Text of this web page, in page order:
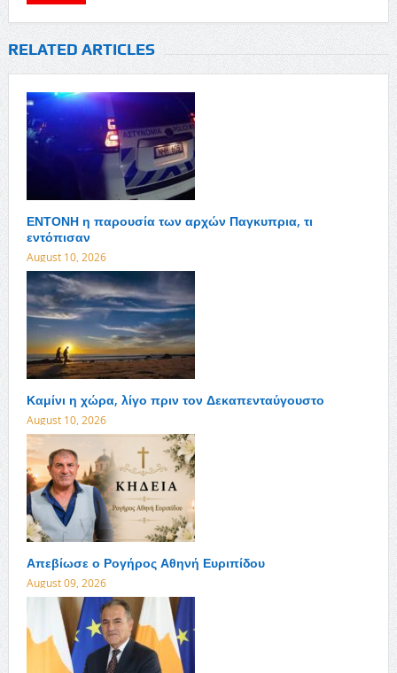
RELATED ARTICLES
ΕΝΤΟΝΗ η παρουσία των αρχών Παγκυπρια, τι
εντόπισαν
August 10, 2026
Καμίνι η χώρα, λίγο πριν τον Δεκαπενταύγουστο
August 10, 2026
Απεβίωσε ο Ρογήρος Αθηνή Ευριπίδου
August 09, 2026